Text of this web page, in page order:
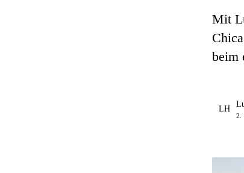
Mit
beim
LH
2.